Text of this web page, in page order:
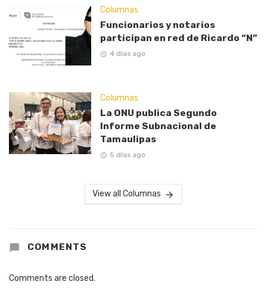
Columnas
Funcionarios y notarios
participan en red de Ricardo “N”
4 días ago
Columnas
La ONU publica Segundo
Informe Subnacional de
Tamaulipas
5 días ago
View all Columnas
COMMENTS
Comments are closed.